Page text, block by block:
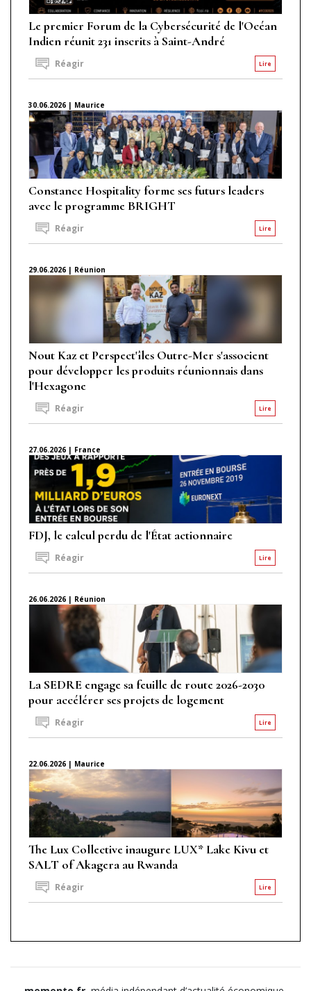
Le premier Forum de la Cybersécurité de l'Océan
Indien réunit 231 inscrits à Saint-André
Lire
Réagir
30.06.2026 | Maurice
Constance Hospitality forme ses futurs leaders
avec le programme BRIGHT
Lire
Réagir
29.06.2026 | Réunion
Nout Kaz et Perspect'îles Outre-Mer s'associent
pour développer les produits réunionnais dans
l'Hexagone
Lire
Réagir
27.06.2026 | France
FDJ, le calcul perdu de l'État actionnaire
Lire
Réagir
26.06.2026 | Réunion
La SEDRE engage sa feuille de route 2026-2030
pour accélérer ses projets de logement
Lire
Réagir
22.06.2026 | Maurice
The Lux Collective inaugure LUX* Lake Kivu et
SALT of Akagera au Rwanda
Lire
Réagir